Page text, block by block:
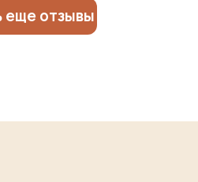
еще отзывы